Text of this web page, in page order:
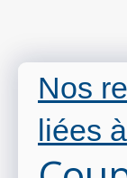
Nos
liées à